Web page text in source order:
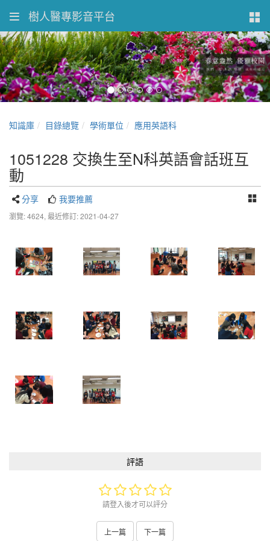
樹人醫專影音平台
知識庫 目錄總覽 學術單位 應用英語科
1051228 交換生至N科英語會話班互
動
分享 我要推薦
瀏覽: 4624, 最近修訂: 2021-04-27
評語
請登入後才可以評分
上一篇 下一篇